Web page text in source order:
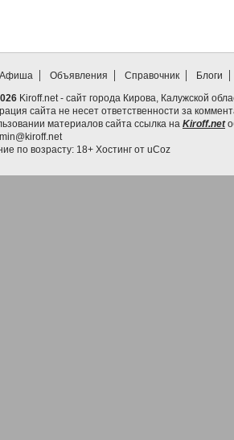
Афиша Объявления Справочник
Блоги
Kiroff.net - сайт города Кирова, Калужской
сайта не несет ответственности за
материалов сайта ссылка на Kiroff.net
по возрасту: 18+ Хостинг от uCoz